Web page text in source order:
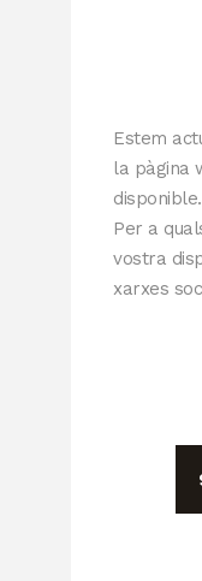
Estem
la pàgina
disponible.
Per a
vostra
xarxes